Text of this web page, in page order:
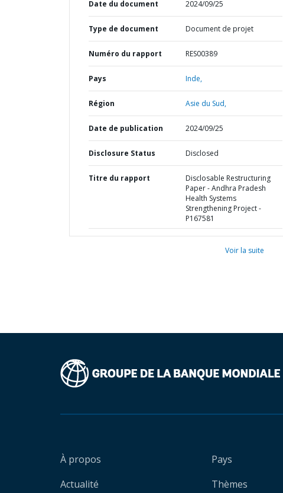
Date du document 2024/09/25
Type de document Document de projet
Numéro du rapport RES00389
Pays Inde,
Région Asie du Sud,
Date de publication 2024/09/25
Disclosure Status Disclosed
Titre du rapport
Disclosable Restructuring
Paper - Andhra Pradesh
Health Systems
Strengthening Project -
P167581
Voir la suite
À propos
Actualité
Pays
Thèmes